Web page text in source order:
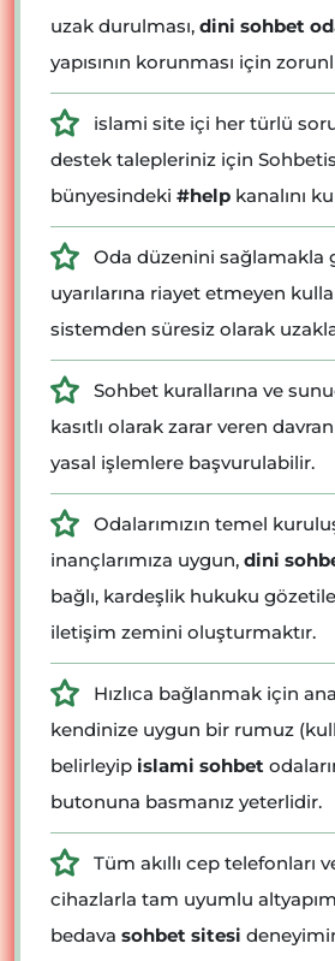
uzak durulması, dini sohbet
yapısının korunması için
islami site içi her türlü
destek talepleriniz için
bünyesindeki #help kanalını
Oda düzenini sağlamakla
uyarılarına riayet etmeyen
sistemden süresiz olarak
Sohbet kurallarına ve
kasıtlı olarak zarar veren
yasal işlemlere başvurulabilir.
Odalarımızın temel
inançlarımıza uygun, dini
bağlı, kardeşlik hukuku
iletişim zemini oluşturmaktır.
Hızlıca bağlanmak için
kendinize uygun bir rumuz
belirleyip islami sohbet
butonuna basmanız yeterlidir.
Tüm akıllı cep telefonları
cihazlarla tam uyumlu
bedava sohbet sitesi